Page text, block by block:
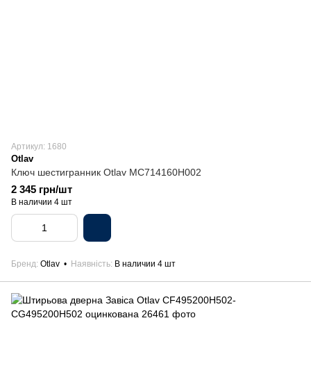
Артикул: 1680
Otlav
Ключ шестигранник Otlav MC714160H002
2 345 грн/шт
В наличии 4 шт
Бренд Otlav Наявність В наличии 4 шт